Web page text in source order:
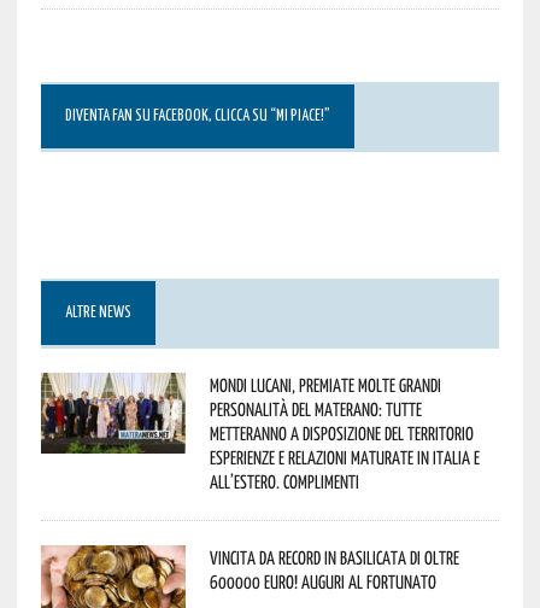
DIVENTA FAN SU FACEBOOK, CLICCA SU “MI PIACE!”
ALTRE NEWS
Mondi lucani, premiate molte grandi
personalità del materano: tutte
metteranno a disposizione del territorio
esperienze e relazioni maturate in Italia e
all’estero. Complimenti
Vincita da record in Basilicata di oltre
600000 euro! Auguri al fortunato